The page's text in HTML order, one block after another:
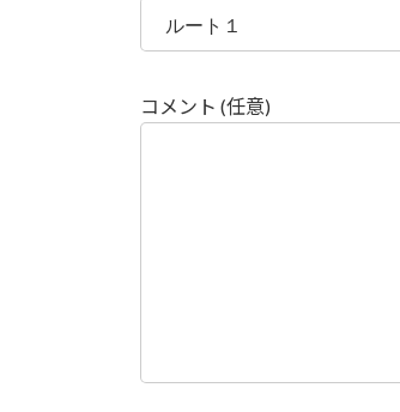
コメント (任意)